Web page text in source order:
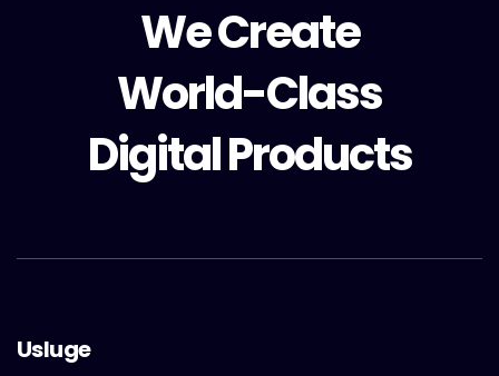
We Create
World-Class
Digital Products
Usluge